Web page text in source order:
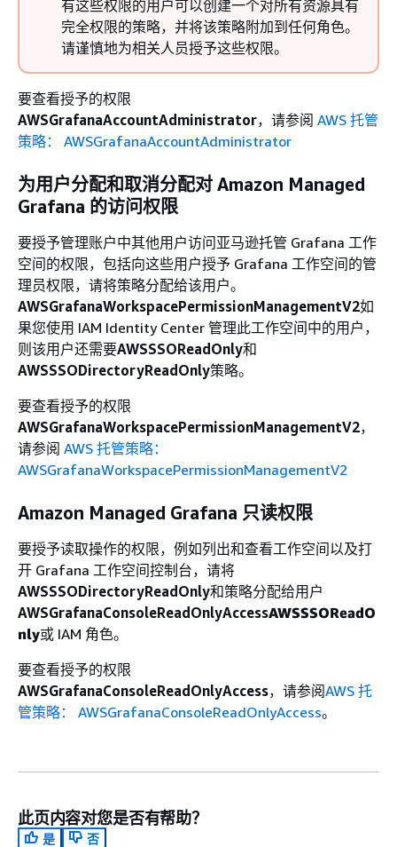
有这些权限的用户可以创建一个对所有资源具有
完全权限的策略，并将该策略附加到任何角色。
请谨慎地为相关人员授予这些权限。
要查看授予的权限
AWSGrafanaAccountAdministrator，请参阅 AWS 托管
策略： AWSGrafanaAccountAdministrator
为用户分配和取消分配对 Amazon Managed
Grafana 的访问权限
要授予管理账户中其他用户访问亚马逊托管 Grafana 工作
空间的权限，包括向这些用户授予 Grafana 工作空间的管
理员权限，请将策略分配给该用户。
AWSGrafanaWorkspacePermissionManagementV2如
果您使用 IAM Identity Center 管理此工作空间中的用户，
则该用户还需要AWSSSOReadOnly和
AWSSSODirectoryReadOnly策略。
要查看授予的权限
AWSGrafanaWorkspacePermissionManagementV2，
请参阅 AWS 托管策略：
AWSGrafanaWorkspacePermissionManagementV2
Amazon Managed Grafana 只读权限
要授予读取操作的权限，例如列出和查看工作空间以及打
开 Grafana 工作空间控制台，请将
AWSSSODirectoryReadOnly和策略分配给用户
AWSGrafanaConsoleReadOnlyAccessAWSSSOReadO
nly或 IAM 角色。
要查看授予的权限
AWSGrafanaConsoleReadOnlyAccess，请参阅AWS 托
管策略： AWSGrafanaConsoleReadOnlyAccess。
此页内容对您是否有帮助？
是
否